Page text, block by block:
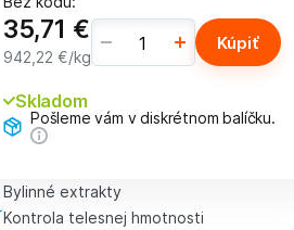
35,71 €
942,22 €/kg
Kúpiť
Skladom
Pošleme vám v diskrétnom balíčku.
Bylinné extrakty
Kontrola telesnej hmotnosti